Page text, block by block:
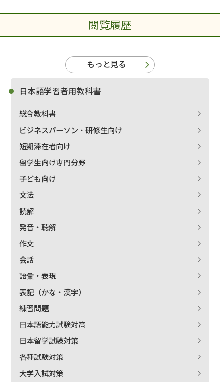
閲覧履歴
もっと見る
日本語学習者用教科書
総合教科書
ビジネスパーソン・研修生向け
短期滞在者向け
留学生向け専門分野
子ども向け
文法
読解
発音・聴解
作文
会話
語彙・表現
表記（かな・漢字）
練習問題
日本語能力試験対策
日本留学試験対策
各種試験対策
大学入試対策